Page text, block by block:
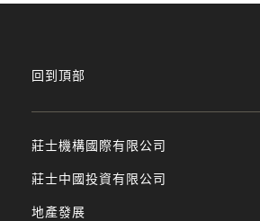
莊士機構國際有限公司
莊士中國投資有限公司
地產發展
回到頂部